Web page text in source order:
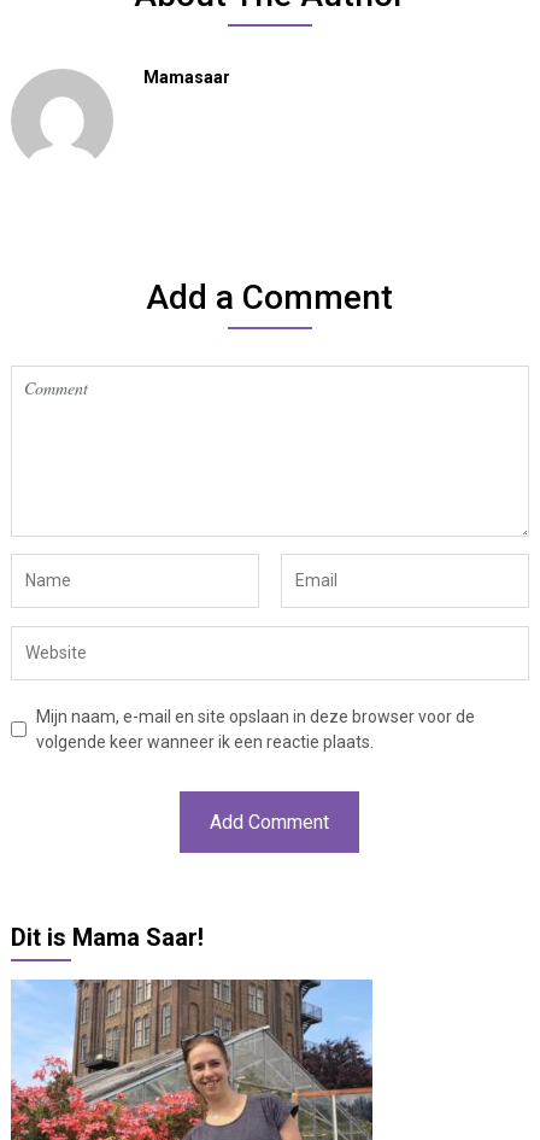
Mamasaar
Add a Comment
Mijn naam, e-mail en site opslaan in deze browser voor de
volgende keer wanneer ik een reactie plaats.
Dit is Mama Saar!